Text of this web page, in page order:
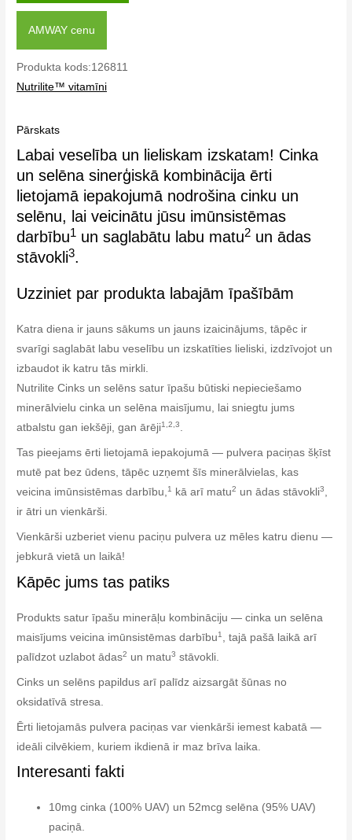
AMWAY cenu
Produkta kods:126811
Nutrilite™ vitamīni
Pārskats
Labai veselība un lieliskam izskatam! Cinka
un selēna sinerģiskā kombinācija ērti
lietojamā iepakojumā nodrošina cinku un
selēnu, lai veicinātu jūsu imūnsistēmas
darbību1 un saglabātu labu matu2 un ādas
stāvokli3.
Uzziniet par produkta labajām īpašībām
Katra diena ir jauns sākums un jauns izaicinājums, tāpēc ir
svarīgi saglabāt labu veselību un izskatīties lieliski, izdzīvojot un
izbaudot ik katru tās mirkli.
Nutrilite Cinks un selēns satur īpašu būtiski nepieciešamo
minerālvielu cinka un selēna maisījumu, lai sniegtu jums
atbalstu gan iekšēji, gan ārēji1,2,3.
Tas pieejams ērti lietojamā iepakojumā — pulvera paciņas šķīst
mutē pat bez ūdens, tāpēc uzņemt šīs minerālvielas, kas
veicina imūnsistēmas darbību,1 kā arī matu2 un ādas stāvokli3,
ir ātri un vienkārši.
Vienkārši uzberiet vienu paciņu pulvera uz mēles katru dienu —
jebkurā vietā un laikā!
Kāpēc jums tas patiks
Produkts satur īpašu minerāļu kombināciju — cinka un selēna
maisījums veicina imūnsistēmas darbību1
, tajā pašā laikā arī
palīdzot uzlabot ādas2 un matu3 stāvokli.
Cinks un selēns papildus arī palīdz aizsargāt šūnas no
oksidatīvā stresa.
Ērti lietojamās pulvera paciņas var vienkārši iemest kabatā —
ideāli cilvēkiem, kuriem ikdienā ir maz brīva laika.
Interesanti fakti
10mg cinka (100% UAV) un 52mcg selēna (95% UAV)
paciņā.